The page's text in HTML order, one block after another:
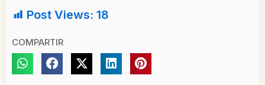
Post Views: 18
COMPARTIR